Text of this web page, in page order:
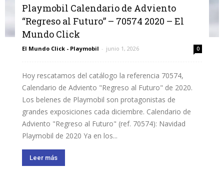
Playmobil Calendario de Adviento
“Regreso al Futuro” – 70574 2020 – El
Mundo Click
El Mundo Click - Playmobil - junio 1, 2026 0
Hoy rescatamos del catálogo la referencia 70574,
Calendario de Adviento "Regreso al Futuro" de 2020.
Los belenes de Playmobil son protagonistas de
grandes exposiciones cada diciembre. Calendario de
Adviento "Regreso al Futuro" (ref. 70574): Navidad
Playmobil de 2020 Ya en los...
Leer más